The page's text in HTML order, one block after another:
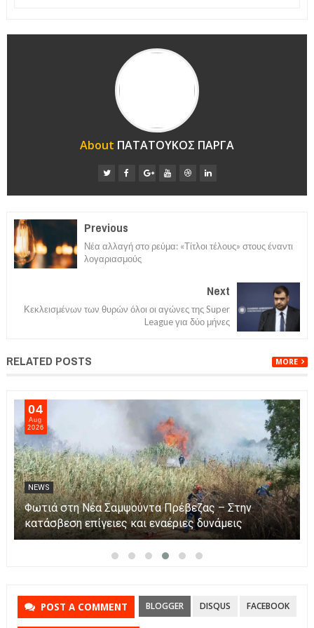
About ΠΑΤΑΤΟΥΚΟΣ ΠΑΡΓΑ
Previous
Νέα αλλαγή στο ρεύμα: «Τίτλοι τέλους» στους έναντι
λογαριασμούς
Next
Κεκλεισμένων των θυρών όλοι οι αγώνες της Super
League για δύο μήνες
RELATED POSTS MORE
05
Aug
2026
NEWS
Αυξήθηκαν τα τροχαία και οι νεκροί στην Ήπειρο
τον Ιούλιο – Πάνω από 5.500 παραβάσεις
POST A COMMENT BLOGGER DISQUS FACEBOOK